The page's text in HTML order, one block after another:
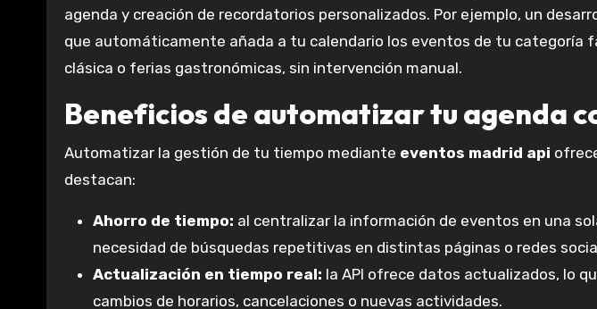
agenda y creación de recordatorios personalizados. Por ejemplo, un
que automáticamente añada a tu calendario los eventos de tu categoría
clásica o ferias gastronómicas, sin intervención manual.
Beneficios de automatizar tu agenda
Automatizar la gestión de tu tiempo mediante eventos madrid api
destacan:
Ahorro de tiempo: al centralizar la información de eventos en una
necesidad de búsquedas repetitivas en distintas páginas o redes
Actualización en tiempo real: la API ofrece datos actualizados, lo
cambios de horarios, cancelaciones o nuevas actividades.